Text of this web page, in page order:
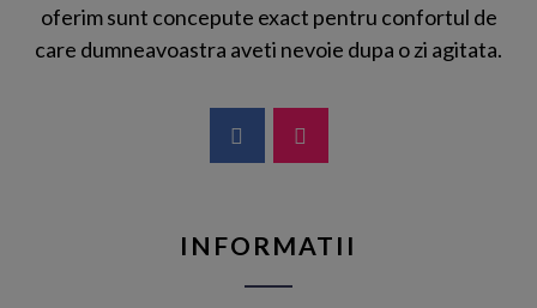
INFORMATII
oferim sunt concepute exact pentru confortul de
care dumneavoastra aveti nevoie dupa o zi agitata.